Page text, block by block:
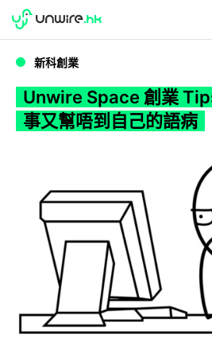
WWDC 2026
新科創業
Unwire Space 創業
事又幫唔到自己的語病